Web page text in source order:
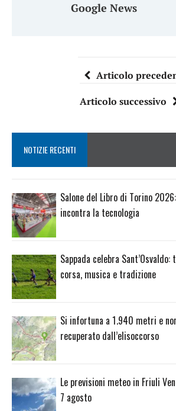
Google News
Articolo
Articolo successivo
NOTIZIE RECENTI
Salone del Libro di Torino
incontra la tecnologia
Sappada celebra
corsa, musica e tradizione
Si infortuna a 1.940 metri e
recuperato dall’elisoccorso
Le previsioni meteo in Friuli
7 agosto